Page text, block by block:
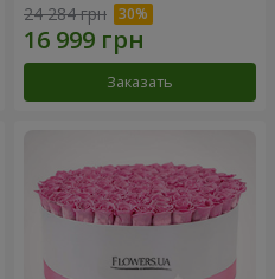
24 284 грн
Заказать